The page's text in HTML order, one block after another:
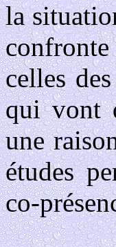
la
celles
qui vont
une
études
co-